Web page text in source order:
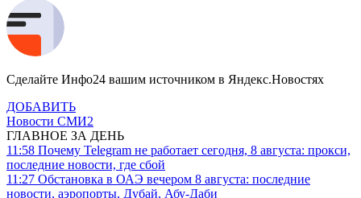
Сделайте Инфо24 вашим источником в Яндекс.Новостях
ДОБАВИТЬ
Новости СМИ2
ГЛАВНОЕ ЗА ДЕНЬ
11:58 Почему Telegram не работает сегодня, 8 августа: прокси,
последние новости, где сбой
11:27 Обстановка в ОАЭ вечером 8 августа: последние
новости, аэропорты, Дубай, Абу-Даби